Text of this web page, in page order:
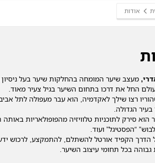
אודות
מעצב שיער המומחה בהחלקות שיער בעל
החל את דרכו בתחום השיער בגיל צעיר מאוד.
רצו שילך לאקדמיה, הוא עבר מעפולה לתל
בעיר הגדולה.
הוא סירק לתוכניות טלוויזיה מהפופולאריות באותה
“הפסטיגל” ועוד.
הדרך הקפיד אורטל להשתלם, להתמקצע, לרכוש ידע
גבוהה בכל תחומי עיצוב השיער.